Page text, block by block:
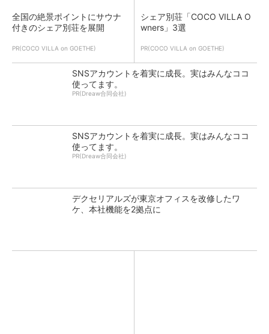
全国の絶景ポイントにサウナ
付きのシェア別荘を展開
PR(COCO VILLA on GOETHE)
シェア別荘「COCO VILLA O
wners」3選
PR(COCO VILLA on GOETHE)
SNSアカウントを着実に成長。実はみんなココ
使ってます。
PR(Dreaw合同会社)
SNSアカウントを着実に成長。実はみんなココ
使ってます。
PR(Dreaw合同会社)
デクセリアルズが東京オフィスを改修したワ
ケ、本社機能を2拠点に